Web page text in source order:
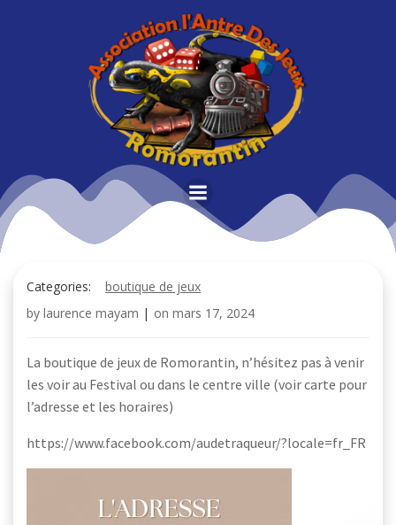
Aller
au
contenu
Categories:
boutique de jeux
by laurence mayam | on mars 17, 2024
La boutique de jeux de Romorantin, n’hésitez pas à venir
les voir au Festival ou dans le centre ville (voir carte pour
l’adresse et les horaires)
https://www.facebook.com/audetraqueur/?locale=fr_FR